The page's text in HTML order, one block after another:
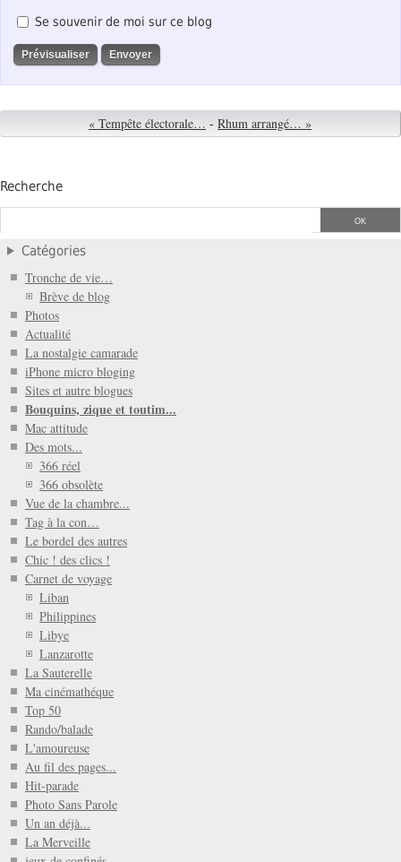
Se souvenir de moi sur ce blog
« Tempête électorale… - Rhum arrangé… »
Recherche
Catégories
Tronche de vie…
Brève de blog
Photos
Actualité
La nostalgie camarade
iPhone micro bloging
Sites et autre blogues
Bouquins, zique et toutim...
Mac attitude
Des mots...
366 réel
366 obsolète
Vue de la chambre...
Tag à la con…
Le bordel des autres
Chic ! des clics !
Carnet de voyage
Liban
Philippines
Libye
Lanzarotte
La Sauterelle
Ma cinémathéque
Top 50
Rando/balade
L'amoureuse
Au fil des pages...
Hit-parade
Photo Sans Parole
Un an déjà...
La Merveille